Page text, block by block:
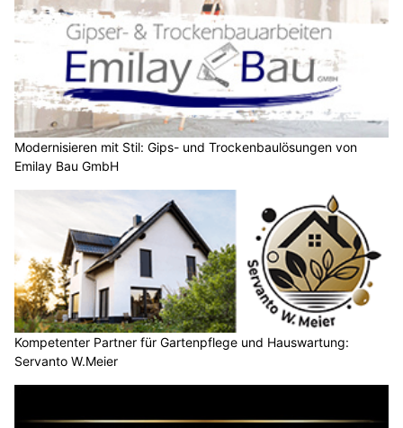
Modernisieren mit Stil: Gips- und Trockenbaulösungen von
Emilay Bau GmbH
Kompetenter Partner für Gartenpflege und Hauswartung:
Servanto W.Meier